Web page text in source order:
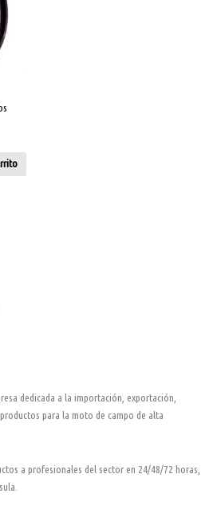
dedicada a la importación, exportación,
para la moto de campo de alta
a profesionales del sector en 24/48/72 horas,